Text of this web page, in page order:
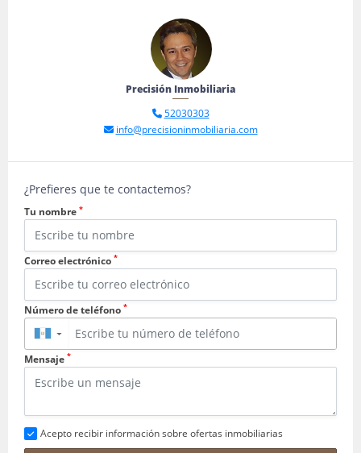
Precisión Inmobiliaria
52030303
info@precisioninmobiliaria.com
¿Prefieres que te contactemos?
Tu nombre *
Correo electrónico *
Número de teléfono *
▼
Mensaje *
Acepto recibir información sobre ofertas inmobiliarias